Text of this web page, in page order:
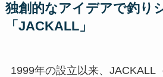
独創的なアイデアで釣り
「JACKALL」
1999年の設立以来、JACKALL